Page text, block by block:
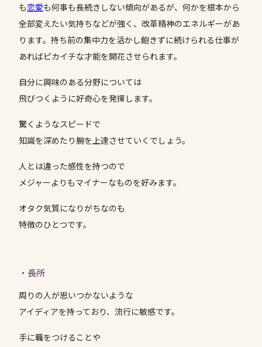
も恋愛も何事も長続きしない傾向があるが、何かを根本から
全部変えたい気持ちなどが強く、改革精神のエネルギーがあ
ります。持ち前の集中力を活かし飽きずに続けられる仕事が
あればピカイチな才能を開花させられます。
自分に興味のある分野については
飛びつくように好奇心を発揮します。
驚くようなスピードで
知識を深めたり腕を上達させていくでしょう。
人とは違った感性を持つので
メジャーよりもマイナーなものを好みます。
オタク気質になりがちなのも
特徴のひとつです。
・長所
周りの人が思いつかないような
アイディアを持っており、流行に敏感です。
手に職をつけることや